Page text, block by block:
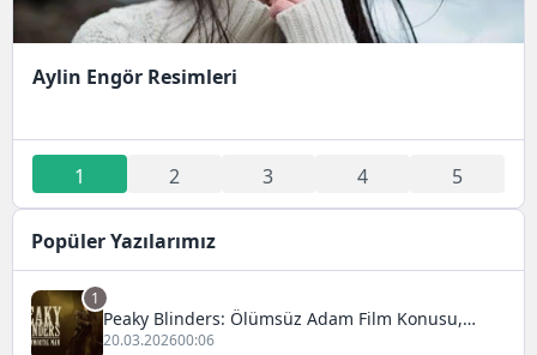
Aylin Engör Resimleri
1 2 3 4 5
Popüler Yazılarımız
1
Peaky Blinders: Ölümsüz Adam Film Konusu,
Oyuncuları ve İnceleme
20.03.202600:06